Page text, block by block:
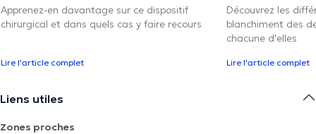
Apprenez-en davantage sur ce dispositif
chirurgical et dans quels cas y faire recours
Lire l'article complet
Découvrez les
blanchiment des
chacune d'elles
Lire l'article complet
Liens utiles
Zones proches